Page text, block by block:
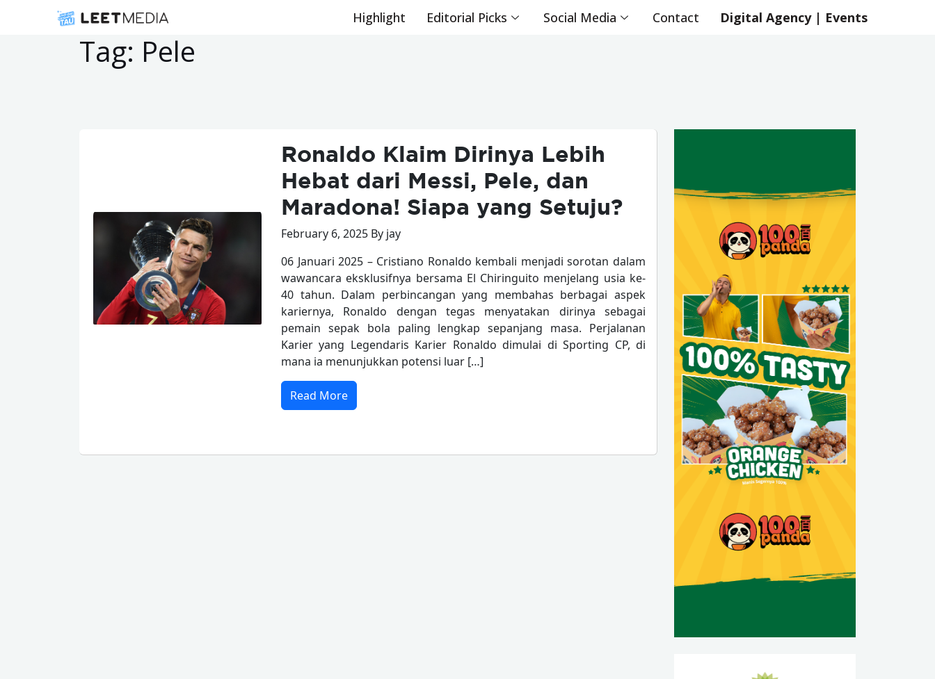
Highlight Editorial Picks Social Media Contact Digital Agency | Events
Tag: Pele
Ronaldo Klaim Dirinya Lebih
Hebat dari Messi, Pele, dan
Maradona! Siapa yang Setuju?
February 6, 2025 By jay
06 Januari 2025 – Cristiano Ronaldo kembali menjadi sorotan dalam
wawancara eksklusifnya bersama El Chiringuito menjelang usia ke-
40 tahun. Dalam perbincangan yang membahas berbagai aspek
kariernya, Ronaldo dengan tegas menyatakan dirinya sebagai
pemain sepak bola paling lengkap sepanjang masa. Perjalanan
Karier yang Legendaris Karier Ronaldo dimulai di Sporting CP, di
mana ia menunjukkan potensi luar […]
Read More